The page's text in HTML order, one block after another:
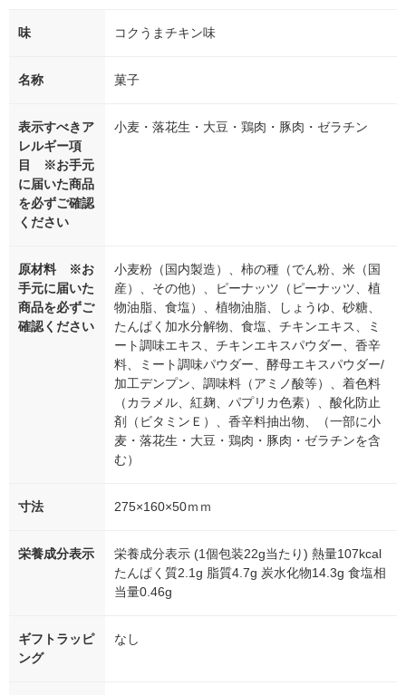
味 コクうまチキン味
名称 菓子
表示すべきア
レルギー項
目 ※お手元
に届いた商品
を必ずご確認
ください
小麦・落花生・大豆・鶏肉・豚肉・ゼラチン
原材料 ※お
手元に届いた
商品を必ずご
確認ください
小麦粉（国内製造）、柿の種（でん粉、米（国
産）、その他）、ピーナッツ（ピーナッツ、植
物油脂、食塩）、植物油脂、しょうゆ、砂糖、
たんぱく加水分解物、食塩、チキンエキス、ミ
ート調味エキス、チキンエキスパウダー、香辛
料、ミート調味パウダー、酵母エキスパウダー/
加工デンプン、調味料（アミノ酸等）、着色料
（カラメル、紅麹、パプリカ色素）、酸化防止
剤（ビタミンＥ）、香辛料抽出物、（一部に小
麦・落花生・大豆・鶏肉・豚肉・ゼラチンを含
む）
寸法 275×160×50ｍｍ
栄養成分表示
栄養成分表示 (1個包装22g当たり) 熱量107kcal
たんぱく質2.1g 脂質4.7g 炭水化物14.3g 食塩相
当量0.46g
ギフトラッピ
ング
なし